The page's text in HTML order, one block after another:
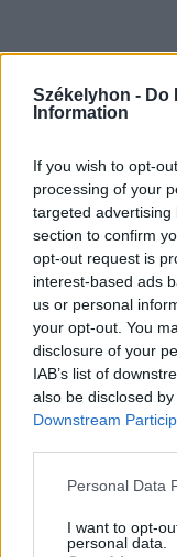
Székelyhon - Do
Information
If you wish to opt-
processing of your
targeted
section to confirm
opt-out request is
interest-based ads
us or personal
your opt-out. You
disclosure of your
IAB’s list of
also be disclosed
Downstream
Personal Data
I want to opt-
personal data.
Impresszum
Szerzői jogok
Cookie-
Nyomtatott
Székely